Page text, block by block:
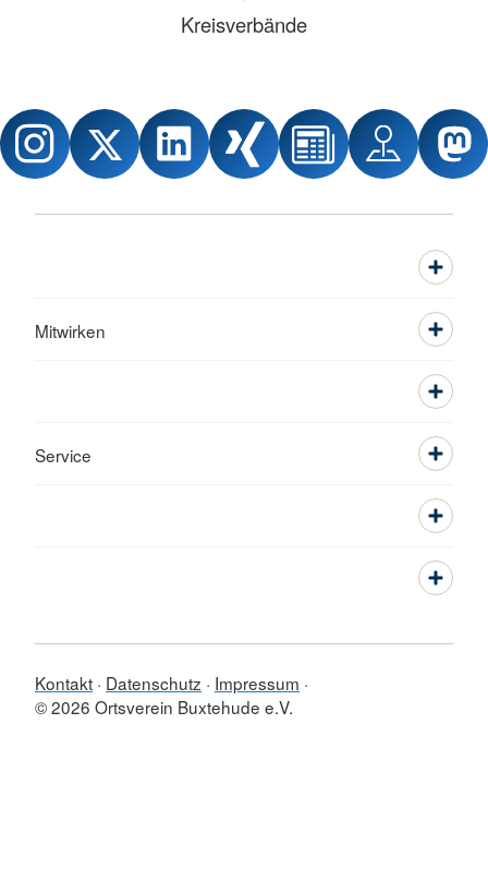
Kreisverbände
Mitwirken
Service
Kontakt Datenschutz
Impressum
© 2026 Ortsverein Buxtehude e.V.